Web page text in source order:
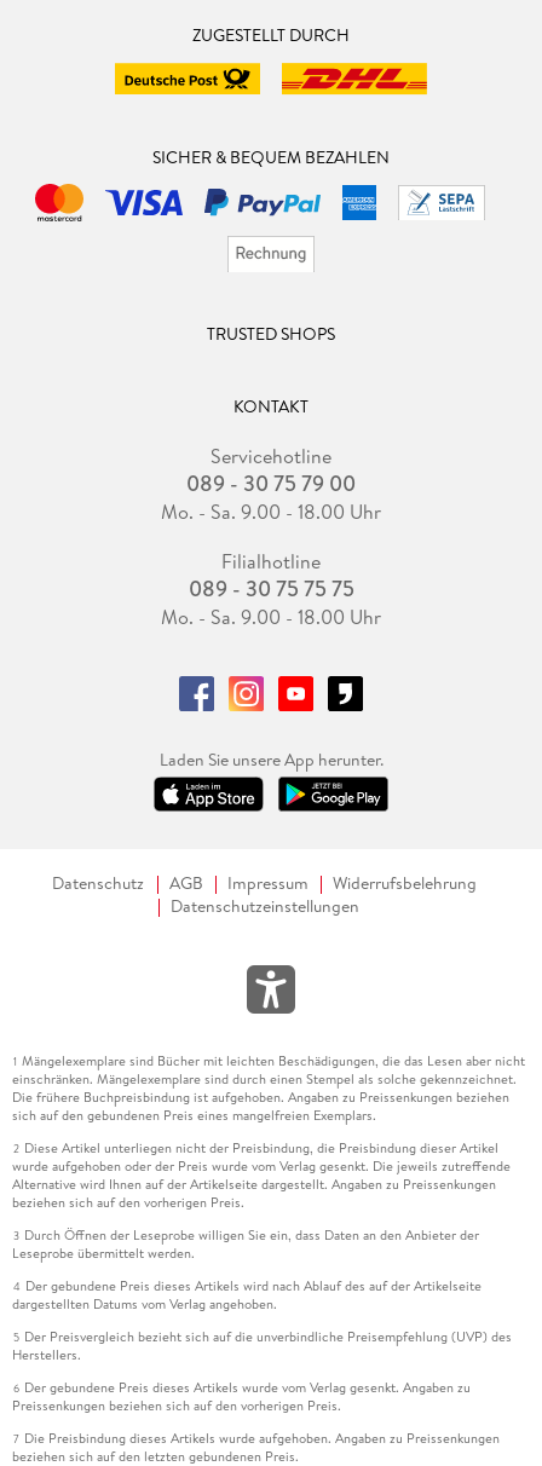
ZUGESTELLT DURCH
SICHER & BEQUEM BEZAHLEN
TRUSTED SHOPS
KONTAKT
Servicehotline
089 - 30 75 79 00
Mo. - Sa. 9.00 - 18.00 Uhr
Filialhotline
089 - 30 75 75 75
Mo. - Sa. 9.00 - 18.00 Uhr
Laden Sie unsere App herunter.
Datenschutz AGB Impressum
Widerrufsbelehrung
Datenschutzeinstellungen
1 Mängelexemplare sind Bücher mit leichten Beschädigungen, die das Lesen aber nicht
einschränken. Mängelexemplare sind durch einen Stempel als solche gekennzeichnet.
Die frühere Buchpreisbindung ist aufgehoben. Angaben zu Preissenkungen beziehen
sich auf den gebundenen Preis eines mangelfreien Exemplars.
2 Diese Artikel unterliegen nicht der Preisbindung, die Preisbindung dieser Artikel
wurde aufgehoben oder der Preis wurde vom Verlag gesenkt. Die jeweils zutreffende
Alternative wird Ihnen auf der Artikelseite dargestellt. Angaben zu Preissenkungen
beziehen sich auf den vorherigen Preis.
3 Durch Öffnen der Leseprobe willigen Sie ein, dass Daten an den Anbieter der
Leseprobe übermittelt werden.
4 Der gebundene Preis dieses Artikels wird nach Ablauf des auf der Artikelseite
dargestellten Datums vom Verlag angehoben.
5 Der Preisvergleich bezieht sich auf die unverbindliche Preisempfehlung (UVP) des
Herstellers.
6 Der gebundene Preis dieses Artikels wurde vom Verlag gesenkt. Angaben zu
Preissenkungen beziehen sich auf den vorherigen Preis.
7 Die Preisbindung dieses Artikels wurde aufgehoben. Angaben zu Preissenkungen
beziehen sich auf den letzten gebundenen Preis.